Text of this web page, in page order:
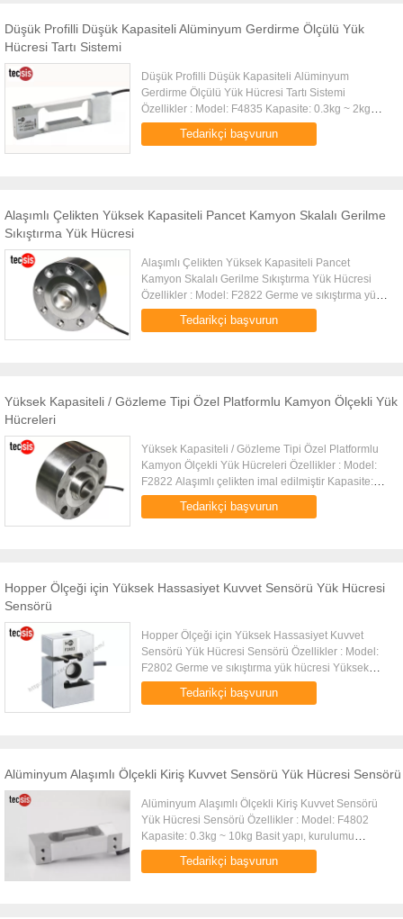
Düşük Profilli Düşük Kapasiteli Alüminyum Gerdirme Ölçülü Yük
Hücresi Tartı Sistemi
Düşük Profilli Düşük Kapasiteli Alüminyum
Gerdirme Ölçülü Yük Hücresi Tartı Sistemi
Özellikler : Model: F4835 Kapasite: 0.3kg ~ 2kg
Basit yapı, kurulumu kolaydır Yüksek kapsamlı
hassasiyet, yüksek stabilite Al...
Tedarikçi başvurun
Alaşımlı Çelikten Yüksek Kapasiteli Pancet Kamyon Skalalı Gerilme
Sıkıştırma Yük Hücresi
Alaşımlı Çelikten Yüksek Kapasiteli Pancet
Kamyon Skalalı Gerilme Sıkıştırma Yük Hücresi
Özellikler : Model: F2822 Germe ve sıkıştırma yük
hücresi Yüksek kapsamlı hassasiyet, yüksek
stabilite Alaşımlı çelikten ...
Tedarikçi başvurun
Yüksek Kapasiteli / Gözleme Tipi Özel Platformlu Kamyon Ölçekli Yük
Hücreleri
Yüksek Kapasiteli / Gözleme Tipi Özel Platformlu
Kamyon Ölçekli Yük Hücreleri Özellikler : Model:
F2822 Alaşımlı çelikten imal edilmiştir Kapasite:
0.5t ~ 50t Yapılandırma: Gözleme türü Germe ve
sıkıştırma yük ...
Tedarikçi başvurun
Hopper Ölçeği için Yüksek Hassasiyet Kuvvet Sensörü Yük Hücresi
Sensörü
Hopper Ölçeği için Yüksek Hassasiyet Kuvvet
Sensörü Yük Hücresi Sensörü Özellikler : Model:
F2802 Germe ve sıkıştırma yük hücresi Yüksek
kapsamlı hassasiyet, yüksek stabilite Basit yapı,
kurulumu kolaydır Alaş...
Tedarikçi başvurun
Alüminyum Alaşımlı Ölçekli Kiriş Kuvvet Sensörü Yük Hücresi Sensörü
Alüminyum Alaşımlı Ölçekli Kiriş Kuvvet Sensörü
Yük Hücresi Sensörü Özellikler : Model: F4802
Kapasite: 0.3kg ~ 10kg Basit yapı, kurulumu
kolaydır Profilli küçük boyut Yüksek kapsamlı
hassasiyet, yüksek ...
Tedarikçi başvurun